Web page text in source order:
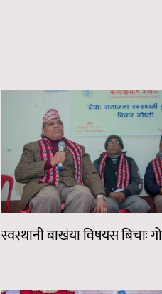
स्वस्थानी बाखंया विषयस बिचाः